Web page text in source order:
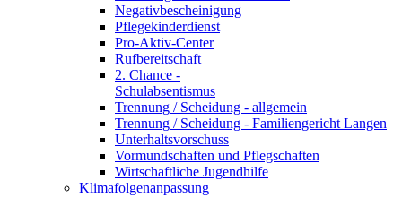
Negativbescheinigung
Pflegekinderdienst
Pro-Aktiv-Center
Rufbereitschaft
2. Chance -
Schulabsentismus
Trennung / Scheidung - allgemein
Trennung / Scheidung - Familiengericht Langen
Unterhaltsvorschuss
Vormundschaften und Pflegschaften
Wirtschaftliche Jugendhilfe
Klimafolgenanpassung